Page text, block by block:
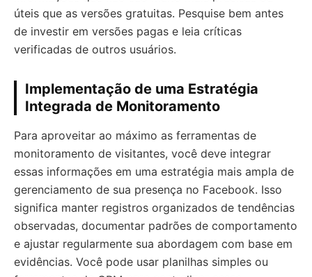
úteis que as versões gratuitas. Pesquise bem antes
de investir em versões pagas e leia críticas
verificadas de outros usuários.
Implementação de uma Estratégia
Integrada de Monitoramento
Para aproveitar ao máximo as ferramentas de
monitoramento de visitantes, você deve integrar
essas informações em uma estratégia mais ampla de
gerenciamento de sua presença no Facebook. Isso
significa manter registros organizados de tendências
observadas, documentar padrões de comportamento
e ajustar regularmente sua abordagem com base em
evidências. Você pode usar planilhas simples ou